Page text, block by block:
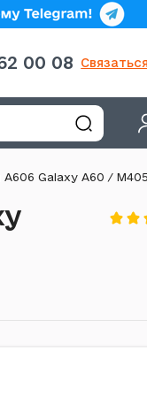
00 08 Связаться
Galaxy A60 /